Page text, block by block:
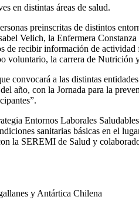
en distintas áreas de salud.
preinscritas de distintos
Velich, la Enfermera
de recibir información de
voluntario, la carrera de
convocará a las distintas
año, con la Jornada para la
Entornos Laborales
sanitarias básicas en el
la SEREMI de Salud y
y Antártica Chilena